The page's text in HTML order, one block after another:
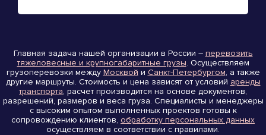
Главная задача нашей организации в России – перевозить
тяжеловесные и крупногабаритные грузы. Осуществляем
грузоперевозки между Москвой и Санкт-Петербургом, а также
другие маршруты. Стоимость и цена зависят от условий аренды
транспорта, расчет производится на основе документов,
разрешений, размеров и веса груза. Специалисты и менеджеры
с высоким опытом выполненных проектов готовы к
сопровождению клиентов, обработку персональных данных
осуществляем в соответствии с правилами.